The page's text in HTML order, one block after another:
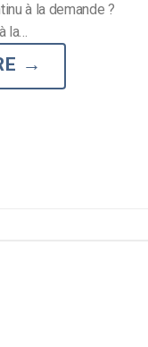
à la demande ?
la…
→